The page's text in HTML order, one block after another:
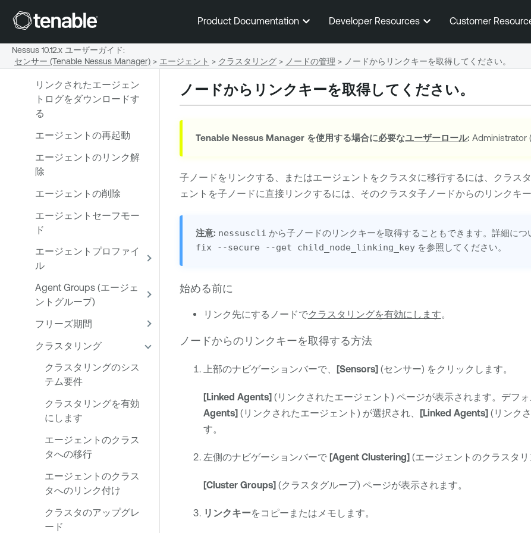
メインコンテンツに移動する
Product Documentation Developer Resources Customer
エージェントのフィルタ
リング
エージェントのエクスポ
ート
リンクされたエージェン
トログをダウンロードす
る
エージェントの再起動
エージェントのリンク解
除
エージェントの削除
エージェントセーフモー
ド
エージェントプロファイ
ル
Agent Groups (エージェ
ントグループ)
フリーズ期間
クラスタリング
クラスタリングのシス
テム要件
クラスタリングを有効
にします
エージェントのクラス
タへの移行
エージェントのクラス
タへのリンク付け
クラスタのアップグレ
ード
ノードからリンクキーを取得してください。
Tenable Nessus Manager を使用する場合に必要なユーザーロール: Administrator
子ノードをリンクする、またはエージェントをクラスタに移行するには、クラス
ェントを子ノードに直接リンクするには、そのクラスタ子ノードからのリンクキー
注意: nessuscli から子ノードのリンクキーを取得することもできます。詳細につ
fix --secure --get child_node_linking_key を参照してください。
始める前に
リンク先にするノードでクラスタリングを有効にします
ノードからのリンクキーを取得する方法
上部のナビゲーションバーで、 [Sensors](センサー) をクリックします。
[Linked Agents](リンクされたエージェント) ページが表示されます。デフ
Agents](リンクされたエージェント) が選択され、 [Linked Agents](リンク
す。
左側のナビゲーションバーで [Agent Clustering](エージェントのクラスタリ
[Cluster Groups](クラスタグループ) ページが表示されます。
リンクキーをコピーまたはメモします。
Nessus 10.12.x ユーザーガイド:
センサー (Tenable Nessus Manager) > エージェント > クラスタリング > ノードの管理 > ノードからリンクキーを取得してください。